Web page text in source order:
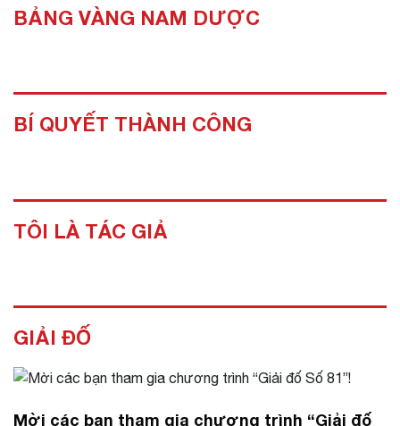
BẢNG VÀNG NAM DƯỢC
BÍ QUYẾT THÀNH CÔNG
TÔI LÀ TÁC GIẢ
GIẢI ĐỐ
Mời các bạn tham gia chương trình “Giải đố